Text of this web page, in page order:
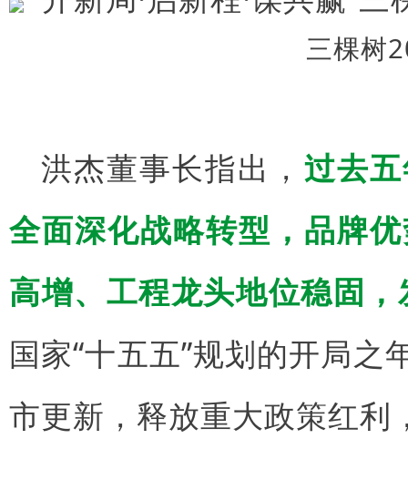
三棵树
洪杰董事长指出， 过去
全面深化战略转型，品牌
高增、工程龙头地位稳固
国家“十五五”规划的开局
市更新，释放重大政策红